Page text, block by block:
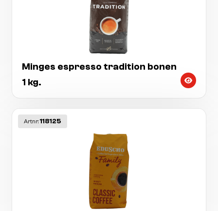
Minges espresso tradition bonen
1 kg.
Artnr: 118125